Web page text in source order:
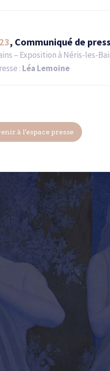
, Communiqué de
– Exposition à Néris-les-
: Léa Lemoine
à l'espace presse